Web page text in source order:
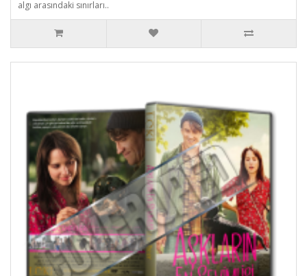
algı arasındaki sınırları..